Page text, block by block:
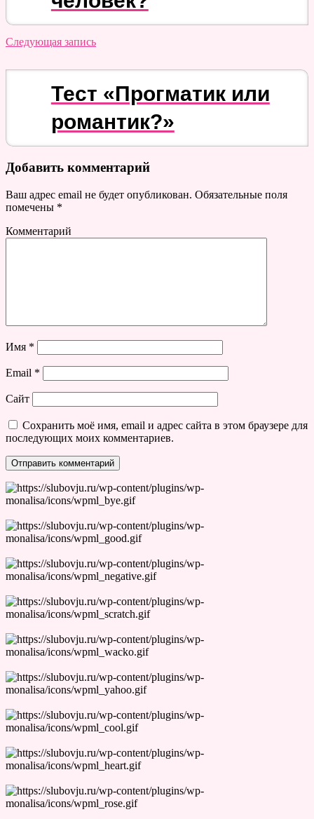
Следующая запись
Тест «Прогматик или
романтик?»
Добавить комментарий
Ваш адрес email не будет опубликован. Обязательные поля
помечены *
Комментарий
Имя *
Email *
Сайт
Сохранить моё имя, email и адрес сайта в этом браузере для
последующих моих комментариев.